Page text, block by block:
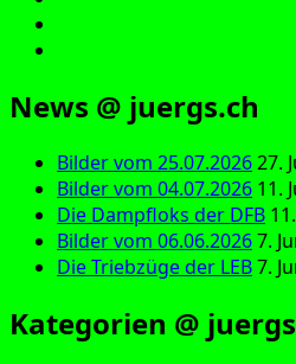
News @ juergs.ch
Bilder vom 25.07.202627.
Bilder vom 04.07.2026 11.
Die Dampfloks der DFB
Bilder vom 06.06.20267.
Die Triebzüge der LEB7.
Kategorien @